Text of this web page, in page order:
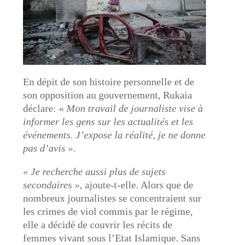
En dépit de son histoire personnelle et de
son opposition au gouvernement, Rukaia
déclare: « Mon travail de journaliste vise à
informer les gens sur les actualités et les
événements. J’expose la réalité, je ne donne
pas d’avis ».
« Je recherche aussi plus de sujets
secondaires », ajoute-t-elle. Alors que de
nombreux journalistes se concentraient sur
les crimes de viol commis par le régime,
elle a décidé de couvrir les récits de
femmes vivant sous l’Etat Islamique. Sans